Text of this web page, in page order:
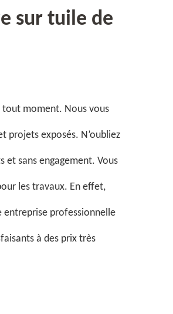
sur tuile de
tout moment. Nous vous
projets exposés. N’oubliez
et sans engagement. Vous
les travaux. En effet,
entreprise professionnelle
à des prix très